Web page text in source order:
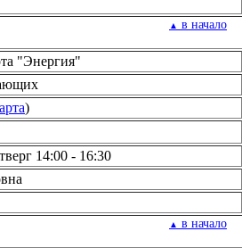
▲ в начало
"Энергия"
)
14:00 - 16:30
▲ в начало